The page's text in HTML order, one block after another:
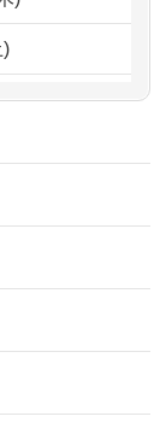
様を出し
養いただ
りがとう
どうして
ですか？
)
)
)
)
木)